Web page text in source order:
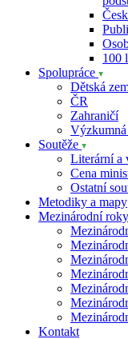
100
Spolupráce
Dětská
ČR
Zahraničí
Výzkumná
Soutěže
Literární a
Cena
Ostatní
Metodiky a mapy
Mezinárodní roky
Kontakt